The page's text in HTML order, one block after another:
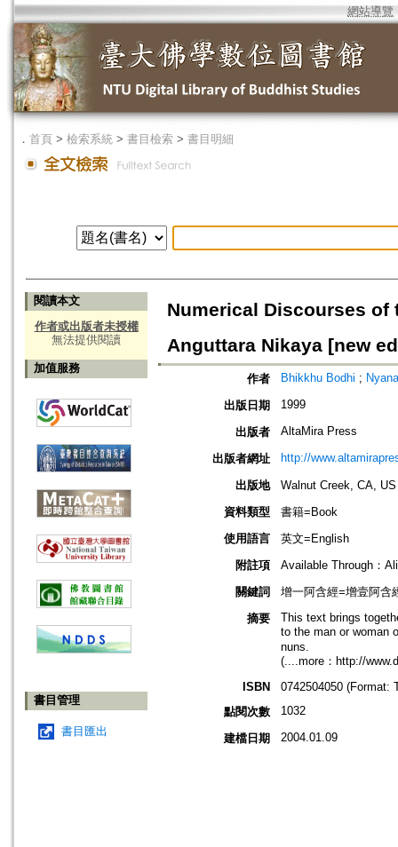
網站導覽
． 首頁 > 檢索系統 > 書目檢索 > 書目明細
閱讀本文
作者或出版者未授權
無法提供閱讀
加值服務
書目管理
書目匯出
Numerical Discourses of
Anguttara Nikaya [new
作者 Bhikkhu Bodhi ;
出版日期 1999
出版者 AltaMira Press
出版者網址 http://
出版地
Walnut Creek, CA,
資料類型
書籍=Book
使用語言
英文=English
附註項
Available Through：
關鍵詞
增一阿含經=增壹阿含
摘要
This text brings
to the man or woman
nuns.
(....more：http://
ISBN
0742504050 (Format:
點閱次數
1032
建檔日期 2004.01.09